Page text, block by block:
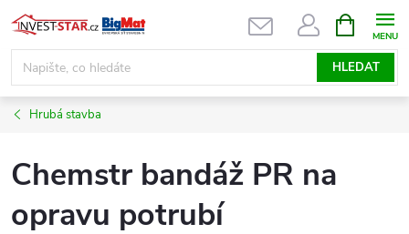
Přejít
na
obsah
HLEDAT
NÁKUPNÍ
KOŠÍK
Hrubá stavba
Chemstr bandáž PR na
opravu potrubí